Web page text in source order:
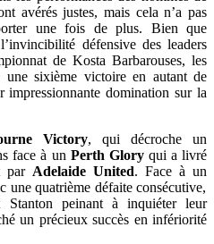
avérés justes, mais cela n’a pas
une fois de plus. Bien que
défensive des leaders
de Kosta Barbarouses, les
une sixième victoire en autant de
impressionnante domination sur la
Victory, qui décroche un
face à un Perth Glory qui a livré
par Adelaide United. Face à un
une quatrième défaite consécutive,
Stanton peinant à inquiéter leur
un précieux succès en infériorité